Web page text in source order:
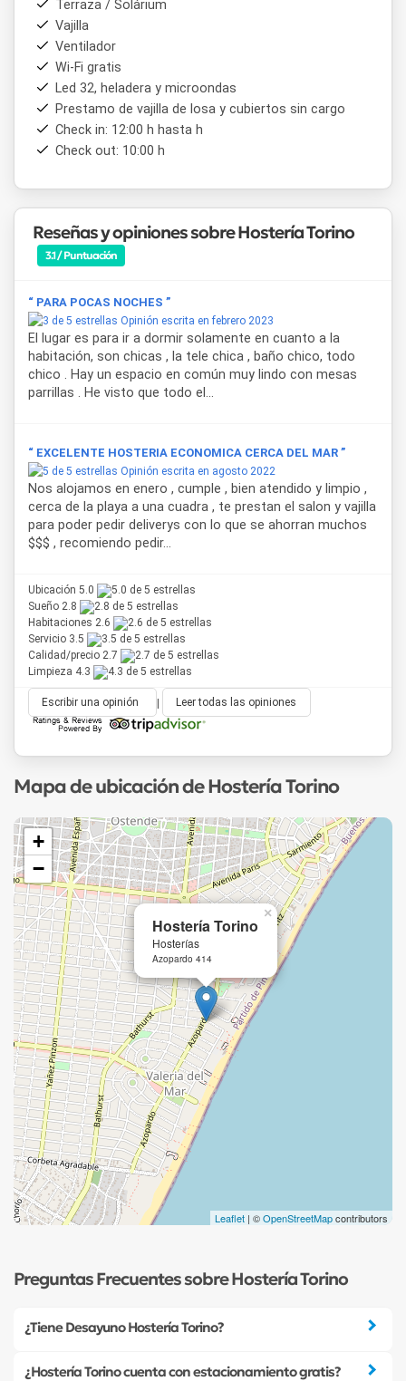
Terraza / Solárium
Vajilla
Ventilador
Wi-Fi gratis
Led 32, heladera y microondas
Prestamo de vajilla de losa y cubiertos sin cargo
Check in: 12:00 h hasta h
Check out: 10:00 h
Reseñas y opiniones sobre Hostería Torino
3.1 / Puntuación
“ PARA POCAS NOCHES ”
Opinión escrita en febrero 2023
El lugar es para ir a dormir solamente en cuanto a la
habitación, son chicas , la tele chica , baño chico, todo
chico . Hay un espacio en común muy lindo con mesas
parrillas . He visto que todo el...
“ EXCELENTE HOSTERIA ECONOMICA CERCA DEL MAR ”
Opinión escrita en agosto 2022
Nos alojamos en enero , cumple , bien atendido y limpio ,
cerca de la playa a una cuadra , te prestan el salon y vajilla
para poder pedir deliverys con lo que se ahorran muchos
$$$ , recomiendo pedir...
Ubicación 5.0
Sueño 2.8
Habitaciones 2.6
Servicio 3.5
Calidad/precio 2.7
Limpieza 4.3
Escribir una opinión | Leer todas las opiniones
Mapa de ubicación de Hostería Torino
Hostería Torino
Hosterías
Azopardo 414
×
+
−
Leaflet | ©OpenStreetMapcontributors
Preguntas Frecuentes sobre Hostería Torino
¿Tiene Desayuno Hostería Torino?
¿Hostería Torino cuenta con estacionamiento gratis?